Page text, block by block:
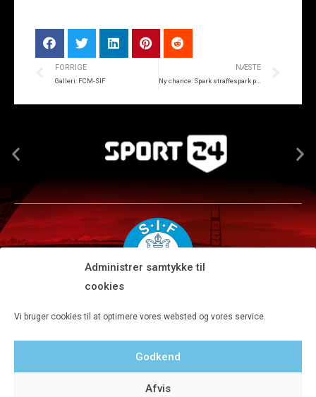
Administrer samtykke til
cookies
Vi bruger cookies til at optimere vores websted og vores service.
Godkend
Afvis
FORRIGE
Galleri: FCM-SIF
NÆSTE
Ny chance: Spark straffespark på JYSK park
Tlf 8680 4477 · Fax 8680 4647 · Kontortid man-fre kl. 9-15